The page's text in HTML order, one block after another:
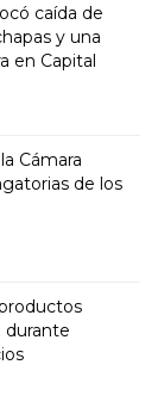
caída de
y una
en Capital
Cámara
de los
durante